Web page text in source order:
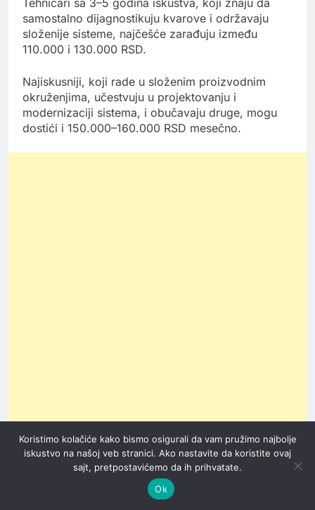
samostalno dijagnostikuju kvarove i održavaju
složenije sisteme, najčešće zarađuju između
110.000 i 130.000 RSD.
Najiskusniji, koji rade u složenim proizvodnim
okruženjima, učestvuju u projektovanju i
modernizaciji sistema, i obučavaju druge, mogu
dostići i 150.000–160.000 RSD mesečno.
Zahtevane veštine uključuju čitanje tehničke
dokumentacije, upravljanjeSCADA sistemima
Koristimo kolačiće kako bismo osigurali da vam pružimo najbolje
iskustvo na našoj veb stranici. Ako nastavite da koristite ovaj
sajt, pretpostavićemo da ih prihvatate.
Ok